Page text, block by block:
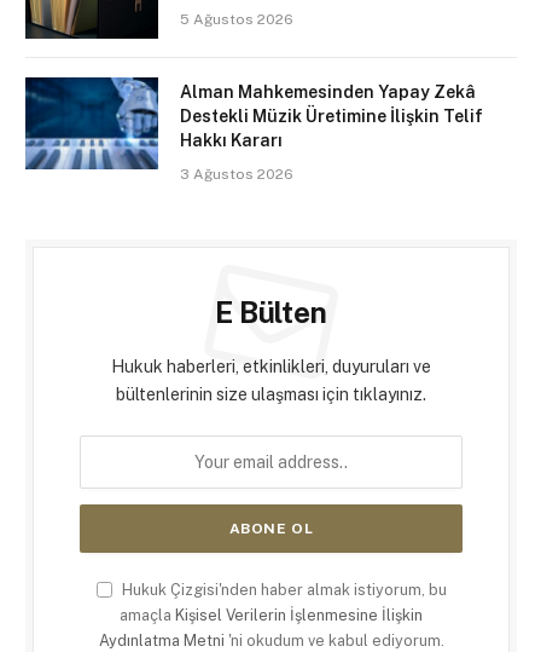
5 Ağustos 2026
Alman Mahkemesinden Yapay Zekâ
Destekli Müzik Üretimine İlişkin Telif
Hakkı Kararı
3 Ağustos 2026
E Bülten
Hukuk haberleri, etkinlikleri, duyuruları ve
bültenlerinin size ulaşması için tıklayınız.
Hukuk Çizgisi'nden haber almak istiyorum, bu
amaçla Kişisel Verilerin İşlenmesine İlişkin
Aydınlatma Metni 'ni okudum ve kabul ediyorum.